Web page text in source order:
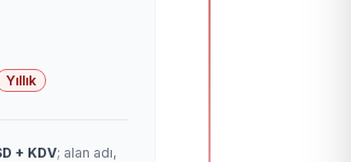
Yıllık
+ KDV; alan adı,